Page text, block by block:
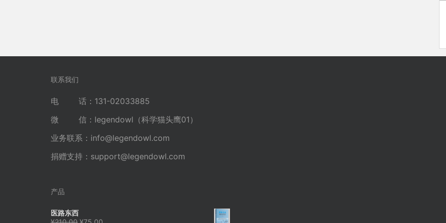
联系我们
电 话：131-02033885
微 信：legendowl（科学猫头鹰01）
业务联系： info@legendowl.com
捐赠支持： support@legendowl.com
产品
医路东西
原